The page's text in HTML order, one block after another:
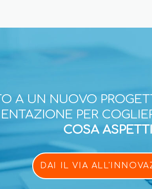
A UN NUOVO
PER
COSA
DAI IL VIA